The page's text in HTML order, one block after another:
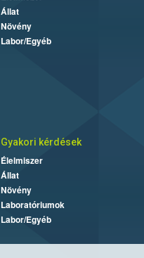
Állat
Növény
Labor/Egyéb
Gyakori kérdések
Élelmiszer
Állat
Növény
Laboratóriumok
Labor/Egyéb